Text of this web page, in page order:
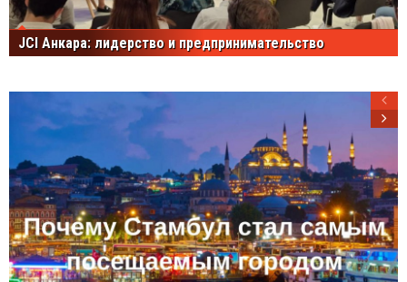
JCI Анкара: лидерство и предпринимательство